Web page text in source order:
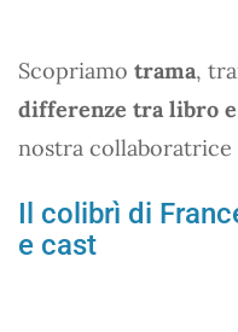
Scopriamo trama,
differenze tra libro
nostra collaboratrice
Il colibrì di
e cast